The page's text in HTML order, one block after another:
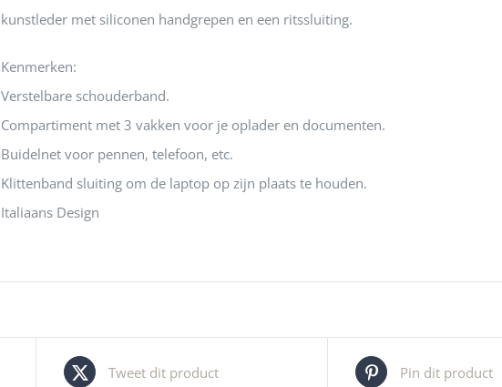
kunstleder met siliconen handgrepen en een ritssluiting.
Kenmerken:
Verstelbare schouderband.
Compartiment met 3 vakken voor je oplader en documenten.
Buidelnet voor pennen, telefoon, etc.
Klittenband sluiting om de laptop op zijn plaats te houden.
Italiaans Design
Tweet dit product Pin dit product